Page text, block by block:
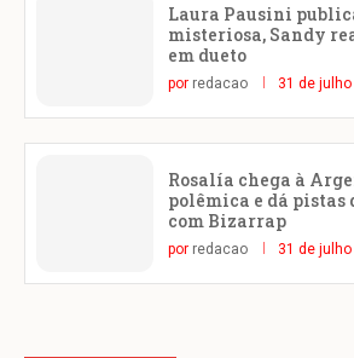
Laura Pausini
misteriosa, Sandy
em dueto
por redacao 31 de
Rosalía chega à
polêmica e dá pistas
com Bizarrap
por redacao 31 de